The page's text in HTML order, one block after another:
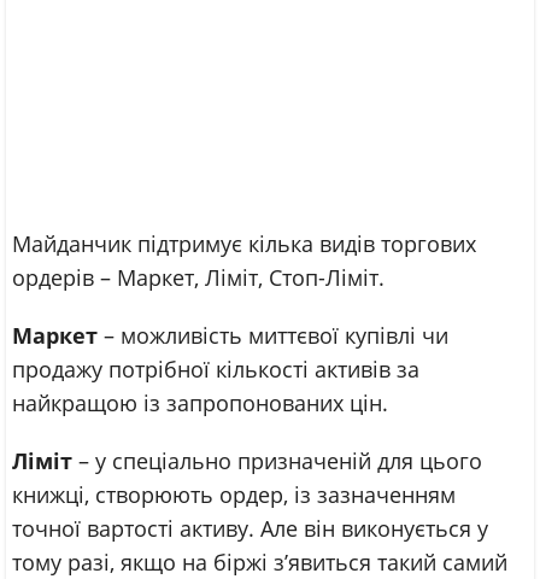
Майданчик підтримує кілька видів торгових
ордерів – Маркет, Ліміт, Стоп-Ліміт.
Маркет – можливість миттєвої купівлі чи
продажу потрібної кількості активів за
найкращою із запропонованих цін.
Ліміт – у спеціально призначеній для цього
книжці, створюють ордер, із зазначенням
точної вартості активу. Але він виконується у
тому разі, якщо на біржі з’явиться такий самий